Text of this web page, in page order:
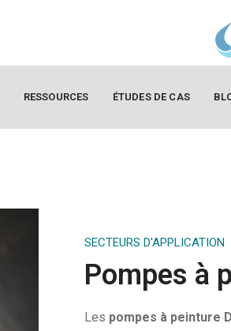
RESSOURCES ÉTUDES DE CAS
SECTEURS D'APPLICATION
Pompes à
Les pompes à peinture